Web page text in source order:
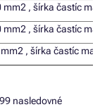
mm2 , šírka častíc
mm2 , šírka častíc
mm2 , šírka častíc
nasledovné